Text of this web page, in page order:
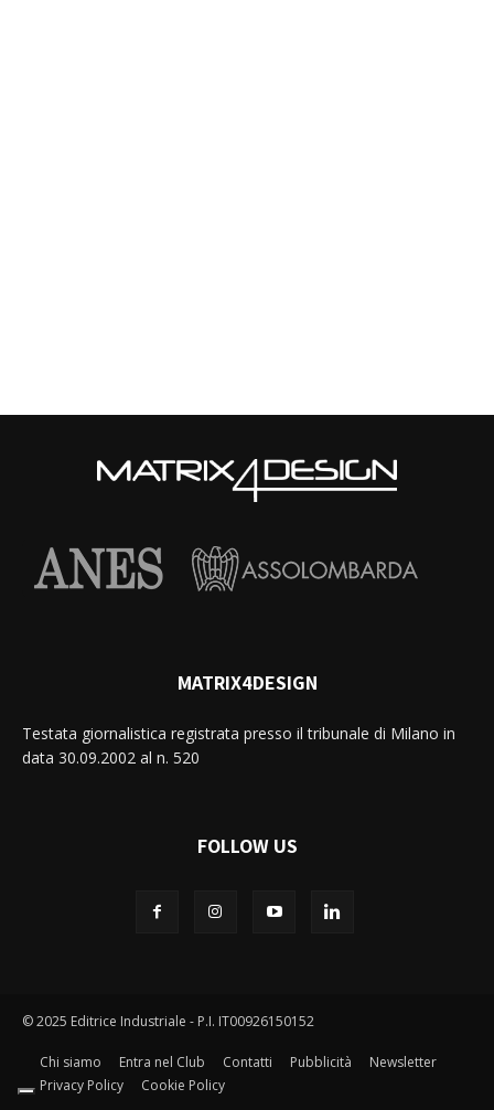
MATRIX4DESIGN
Testata giornalistica registrata presso il tribunale di Milano in
data 30.09.2002 al n. 520
FOLLOW US
© 2025 Editrice Industriale - P.I. IT00926150152
Chi siamo Entra nel Club Contatti Pubblicità
Newsletter
Privacy Policy
Cookie Policy